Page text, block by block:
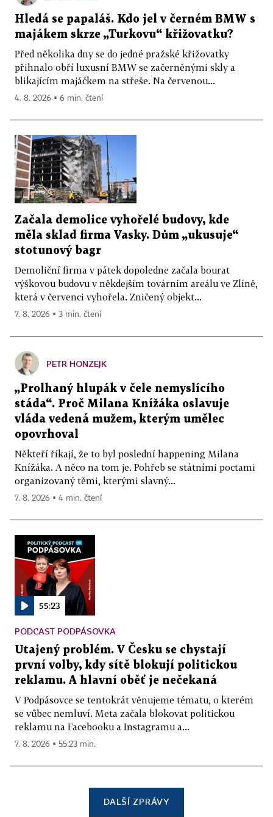
Hledá se papaláš. Kdo jel v černém BMW s
majákem skrze „Turkovu“ křižovatku?
Před několika dny se do jedné pražské křižovatky
přihnalo obří luxusní BMW se začerněnými skly a
blikajícím majáčkem na střeše. Na červenou...
4. 8. 2026 ▪ 6 min. čtení
Začala demolice vyhořelé budovy, kde
měla sklad firma Vasky. Dům „ukusuje“
stotunový bagr
Demoliční firma v pátek dopoledne začala bourat
výškovou budovu v někdejším továrním areálu ve Zlíně,
která v červenci vyhořela. Zničený objekt...
7. 8. 2026 ▪ 3 min. čtení
PETR HONZEJK
„Prolhaný hlupák v čele nemyslícího
stáda“. Proč Milana Knížáka oslavuje
vláda vedená mužem, kterým umělec
opovrhoval
Někteří říkají, že to byl poslední happening Milana
Knížáka. A něco na tom je. Pohřeb se státními poctami
organizovaný těmi, kterými slavný...
7. 8. 2026 ▪ 4 min. čtení
55:23
PODCAST PODPÁSOVKA
Utajený problém. V Česku se chystají
první volby, kdy sítě blokují politickou
reklamu. A hlavní oběť je nečekaná
V Podpásovce se tentokrát věnujeme tématu, o kterém
se vůbec nemluví. Meta začala blokovat politickou
reklamu na Facebooku a Instagramu a...
7. 8. 2026 ▪ 55:23 min.
DALŠÍ ZPRÁVY